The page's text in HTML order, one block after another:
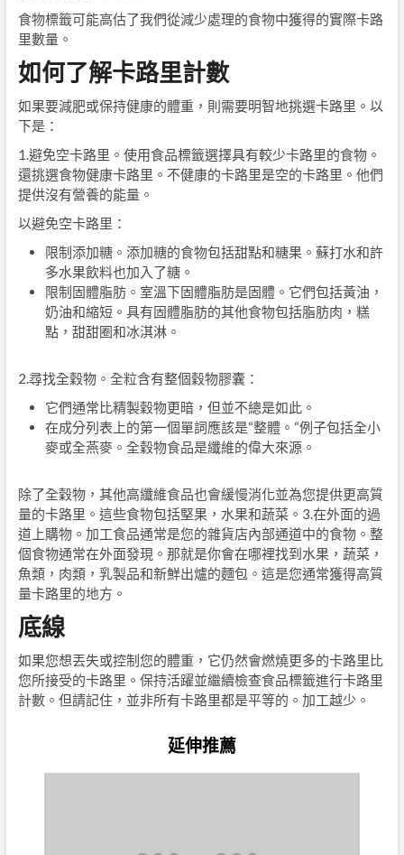
食物標籤可能高估了我們從減少處理的食物中獲得的實際卡路
里數量。
如何了解卡路里計數
如果要減肥或保持健康的體重，則需要明智地挑選卡路里。以
下是：
1.避免空卡路里。使用食品標籤選擇具有較少卡路里的食物。
還挑選食物健康卡路里。不健康的卡路里是空的卡路里。他們
提供沒有營養的能量。
以避免空卡路里：
限制添加糖。添加糖的食物包括甜點和糖果。蘇打水和許
多水果飲料也加入了糖。
限制固體脂肪。室溫下固體脂肪是固體。它們包括黃油，
奶油和縮短。具有固體脂肪的其他食物包括脂肪肉，糕
點，甜甜圈和冰淇淋。
2.尋找全穀物。全粒含有整個穀物膠囊：
它們通常比精製穀物更暗，但並不總是如此。
在成分列表上的第一個單詞應該是“整體。“例子包括全小
麥或全燕麥。全穀物食品是纖維的偉大來源。
除了全穀物，其他高纖維食品也會緩慢消化並為您提供更高質
量的卡路里。這些食物包括堅果，水果和蔬菜。3.在外面的過
道上購物。加工食品通常是您的雜貨店內部通道中的食物。整
個食物通常在外面發現。那就是你會在哪裡找到水果，蔬菜，
魚類，肉類，乳製品和新鮮出爐的麵包。這是您通常獲得高質
量卡路里的地方。
底線
如果您想丟失或控制您的體重，它仍然會燃燒更多的卡路里比
您所接受的卡路里。保持活躍並繼續檢查食品標籤進行卡路里
計數。但請記住，並非所有卡路里都是平等的。加工越少。
延伸推薦